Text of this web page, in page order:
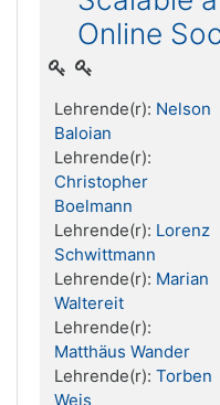
Online
Lehrende(r): Nelson
Baloian
Lehrende(r):
Christopher
Boelmann
Lehrende(r): Lorenz
Schwittmann
Lehrende(r): Marian
Waltereit
Lehrende(r):
Matthäus Wander
Lehrende(r): Torben
Weis